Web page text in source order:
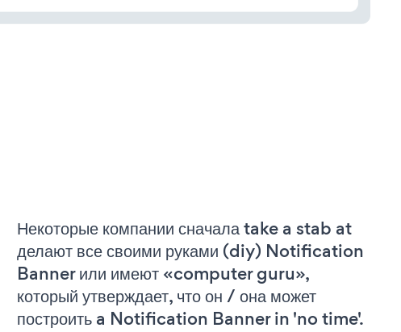
Некоторые компании сначала take a stab at
делают все своими руками (diy) Notification
Banner или имеют «computer guru»,
который утверждает, что он / она может
построить a Notification Banner in 'no time'.